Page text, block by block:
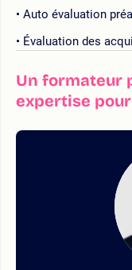
Auto évaluation
Évaluation des
Un formateur
expertise